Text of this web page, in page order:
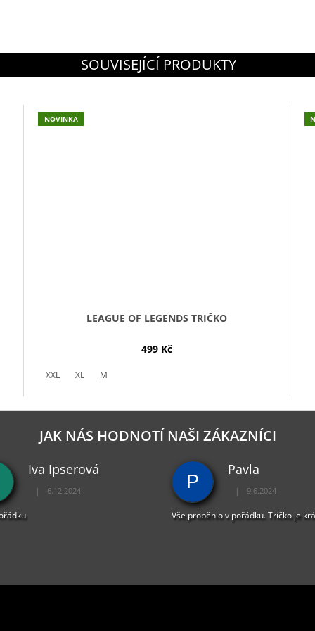
SOUVISEJÍCÍ PRODUKTY
NOVINKA
LEAGUE OF LEGENDS TRIČKO
499 Kč
XXL XL M
JAK NÁS HODNOTÍ NAŠI ZÁKAZNÍCI
Iva Ipserová
Hodnocení obchodu je 5 z 5 hvězdiček.
| 6.12.2024 P
Pavla
Hodnocení obchodu
| 9.6.2024
Vše proběhlo v pořádku. Tričko je